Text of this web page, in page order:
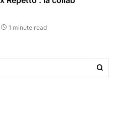
1 minute read